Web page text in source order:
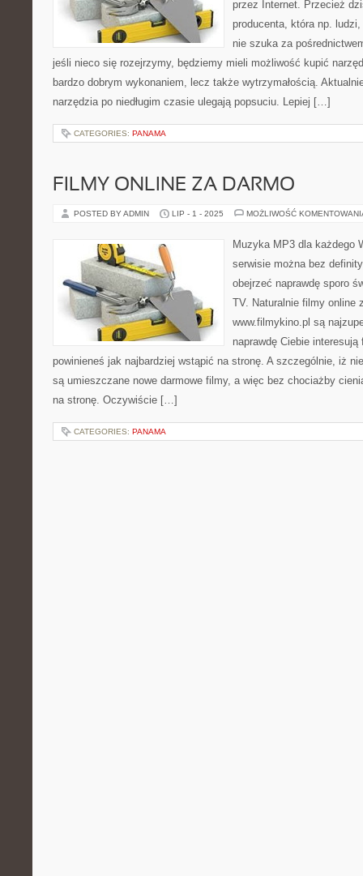
przez Internet. Przecież
producenta, która np.
nie szuka za
jeśli nieco się rozejrzymy, będziemy mieli możliwość kupić
bardzo dobrym wykonaniem, lecz także wytrzymałością.
narzędzia po niedługim czasie ulegają popsuciu. Lepiej […]
CATEGORIES: PANAMA
FILMY ONLINE ZA DARMO
POSTED BY ADMIN LIP - 1 - 2025 MOŻLIWOŚĆ
Muzyka MP3 dla każdego
serwisie można bez
obejrzeć naprawdę sporo
TV. Naturalnie filmy online
www.filmykino.pl są
naprawdę Ciebie
powinieneś jak najbardziej wstąpić na stronę. A szczególnie, iż
są umieszczane nowe darmowe filmy, a więc bez chociażby
na stronę. Oczywiście […]
CATEGORIES: PANAMA